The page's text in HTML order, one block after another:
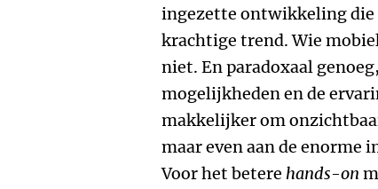
ingezette ontwikkeling
krachtige trend. Wie
niet. En paradoxaal
mogelijkheden en de
makkelijker om
maar even aan de enorme
Voor het betere hands-on